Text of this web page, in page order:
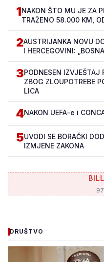
1NAKON ŠTO MU JE ZA
TRAŽENO 58.000 KM,
2AUSTRIJANKA NOVU
I HERCEGOVINI:
3PODNESEN IZVJEŠTAJ
ZBOG ZLOUPOTREBE
LICA
4NAKON UEFA-e i
5UVODI SE BORAČKI
IZMJENE ZAKONA
DRUŠTVO